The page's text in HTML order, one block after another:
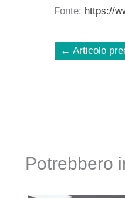
Fonte: https://
← Articolo
Potrebbero